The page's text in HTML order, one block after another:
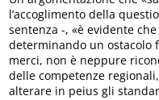
l’accoglimento della
sentenza -, «è evidente
determinando un ostacolo
merci, non è neppure
delle competenze
alterare in peius gli